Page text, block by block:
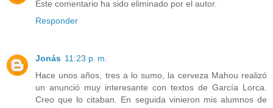
Este comentario ha sido eliminado por el autor.
Responder
Jonás 11:23 p. m.
Hace unos años, tres a lo sumo, la cerveza Mahou realizó
un anunció muy interesante con textos de García Lorca.
Creo que lo citaban. En seguida vinieron mis alumnos de